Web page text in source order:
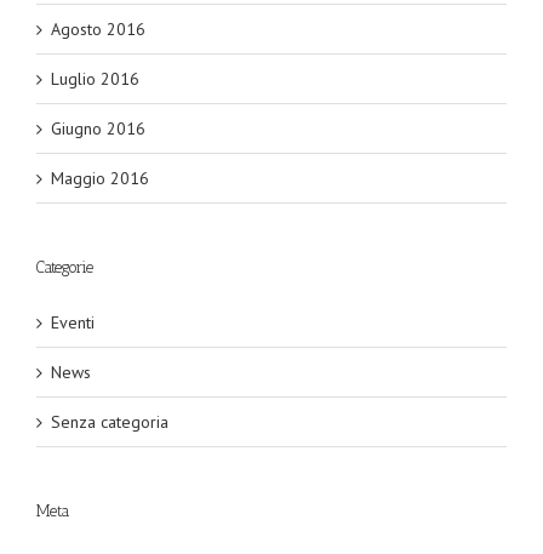
Agosto 2016
Luglio 2016
Giugno 2016
Maggio 2016
Categorie
Eventi
News
Senza categoria
Meta